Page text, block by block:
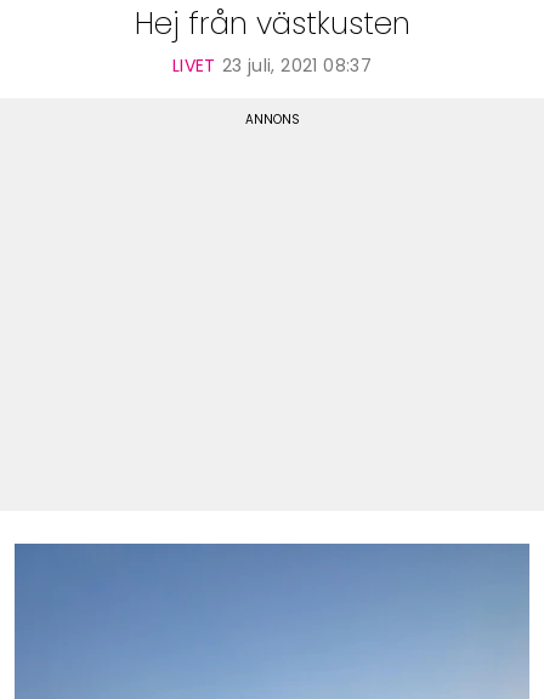
Hej från västkusten
LIVET 23 juli, 2021 08:37